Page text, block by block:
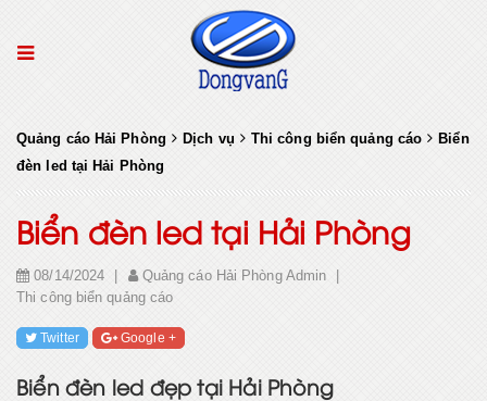
Quảng cáo Hải Phòng Dịch vụ Thi công biển quảng cáo
Biển
đèn led tại Hải Phòng
Biển đèn led tại Hải Phòng
08/14/2024 Quảng cáo Hải Phòng Admin
Thi công biển quảng cáo
Twitter Google +
Biển đèn led đẹp tại Hải Phòng